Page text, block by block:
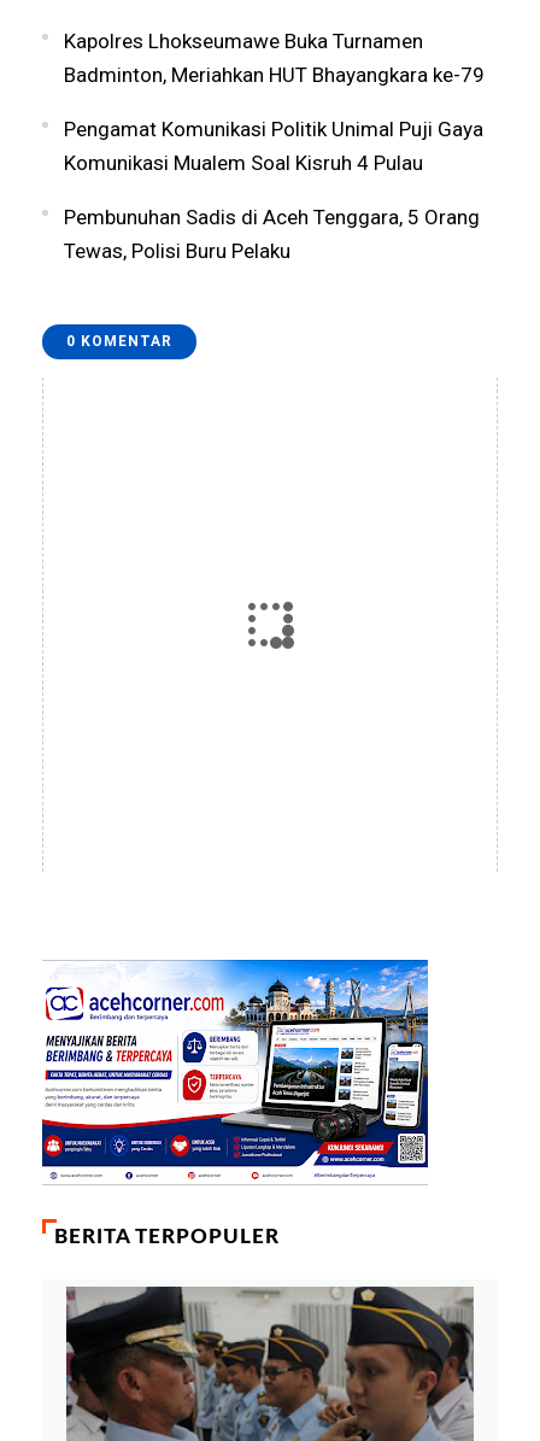
Kapolres Lhokseumawe Buka Turnamen
Badminton, Meriahkan HUT Bhayangkara ke-79
Pengamat Komunikasi Politik Unimal Puji Gaya
Komunikasi Mualem Soal Kisruh 4 Pulau
Pembunuhan Sadis di Aceh Tenggara, 5 Orang
Tewas, Polisi Buru Pelaku
0 KOMENTAR
BERITA TERPOPULER